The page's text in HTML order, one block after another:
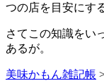
つの店を目安にす
さてこの知識をい
あるが。
美味かもん雑記帳